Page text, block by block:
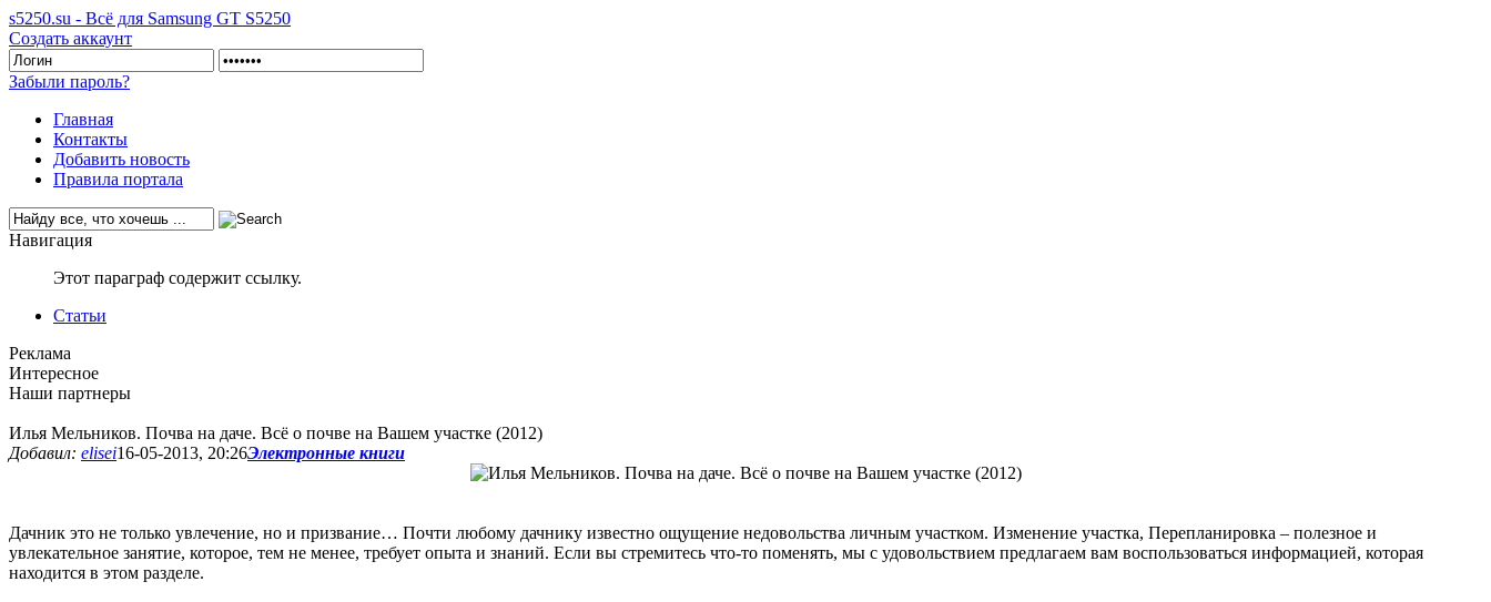
s5250.su - Всё для Samsung GT S5250
Создать аккаунт
Забыли пароль?
Главная
Контакты
Добавить новость
Правила портала
Навигация
Этот параграф содержит ссылку.
Статьи
Реклама
Интересное
Наши партнеры
Илья Мельников. Почва на даче. Всё о почве на Вашем участке (2012)
Добавил: elisei16-05-2013, 20:26Электронные книги
Дачник это не только увлечение, но и призвание… Почти любому дачнику известно ощущение недовольства личным участком. Изменение участка, Перепланировка – полезное и
увлекательное занятие, которое, тем не менее, требует опыта и знаний. Если вы стремитесь что-то поменять, мы с удовольствием предлагаем вам воспользоваться информацией, которая
находится в этом разделе.